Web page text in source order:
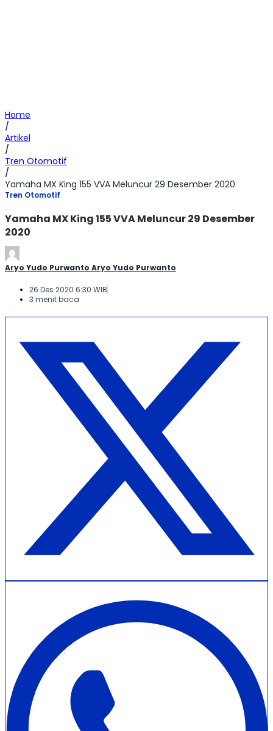
Home
/
Artikel
/
Tren Otomotif
/
Yamaha MX King 155 VVA Meluncur 29 Desember 2020
Tren Otomotif
Yamaha MX King 155 VVA Meluncur 29 Desember
2020
Aryo Yudo Purwanto Aryo Yudo Purwanto
26 Des 2020 6:30 WIB
3 menit baca